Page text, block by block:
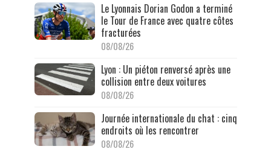
Le Lyonnais Dorian Godon a terminé
le Tour de France avec quatre côtes
fracturées
08/08/26
Lyon : Un piéton renversé après une
collision entre deux voitures
08/08/26
Journée internationale du chat : cinq
endroits où les rencontrer
08/08/26